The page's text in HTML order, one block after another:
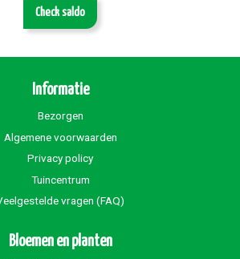
Check saldo
Informatie
Bezorgen
Algemene voorwaarden
Privacy policy
Tuincentrum
vragen (FAQ)
Bloemen en planten